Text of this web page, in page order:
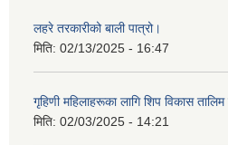
लहरे तरकारीको बाली पात्रो।
मिति: 02/13/2025 - 16:47
गृहिणी महिलाहरूका लागि शिप विकास
मिति: 02/03/2025 - 14:21